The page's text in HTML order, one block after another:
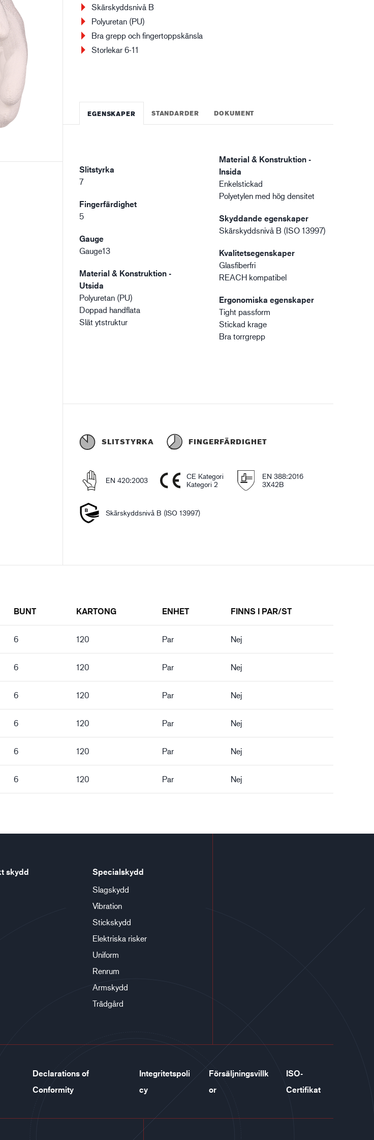
XTRM™
Logistik
Skärskyddsnivå B
Polyuretan (PU)
Bra grepp och fingertoppskänsla
Storlekar 6-11
EGENSKAPER STANDARDER DOKUMENT
Slitstyrka
7
Fingerfärdighet
5
Gauge
Gauge13
Material & Konstruktion -
Utsida
Polyuretan (PU)
Doppad handflata
Slät ytstruktur
Material & Konstruktion -
Insida
Enkelstickad
Polyetylen med hög densitet
Skyddande egenskaper
Skärskyddsnivå B (ISO 13997)
Kvalitetsegenskaper
Glasfiberfri
REACH kompatibel
Ergonomiska egenskaper
Tight passform
Stickad krage
Bra torrgrepp
SLITSTYRKA FINGERFÄRDIGHET
EN 420:2003
CE Kategori
Kategori 2
EN 388:2016
3X42B
Skärskyddsnivå B (ISO 13997)
BUNT KARTONG ENHET FINNS I PAR/ST
6 120 Par Nej
6 120 Par Nej
6 120 Par Nej
6 120 Par Nej
6 120 Par Nej
6 120 Par Nej
skydd Specialskydd
Slagskydd
Vibration
Stickskydd
Elektriska risker
Uniform
Renrum
Armskydd
Trädgård
Declarations of
Conformity
Integritetspoli
cy
Försäljningsvillk
or
ISO-
Certifikat